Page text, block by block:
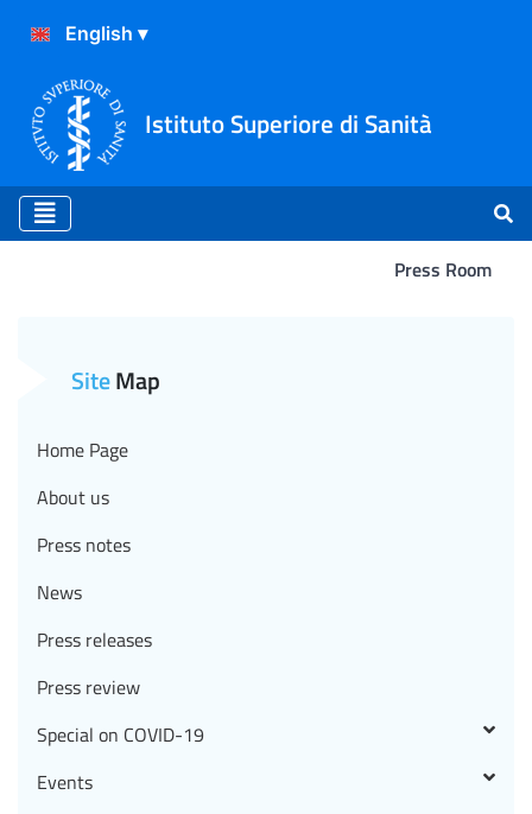
Istituto Superiore di Sanità
Press Room
SiteMap
Home Page
About us
Press notes
News
Press releases
Press review
Special on COVID-19
Events